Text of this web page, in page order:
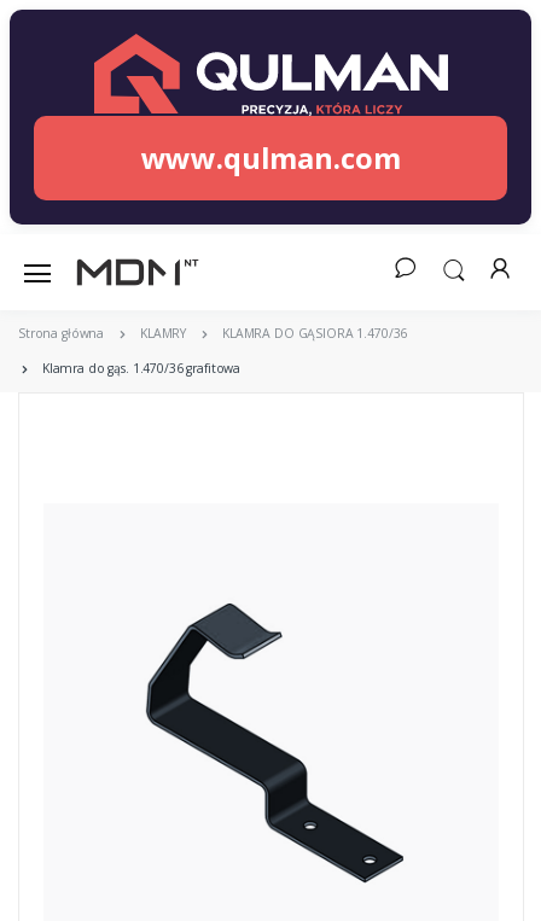
www.qulman.com
Strona główna KLAMRY KLAMRA DO GĄSIORA 1.470/36
Klamra do gąs. 1.470/36 grafitowa